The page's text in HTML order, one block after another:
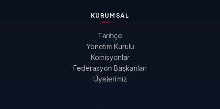
KURUMSAL
Tarihçe
Yönetim Kurulu
Komisyonlar
Federasyon Başkanları
Üyelerimiz